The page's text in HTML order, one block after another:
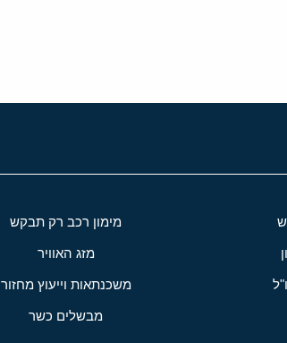
מימון רכב רק תבקש
מזג האוויר
משכנתאות וייעוץ מחזור
מבשלים כשר